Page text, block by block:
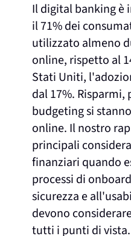
Il digital banking è
il 71% dei
utilizzato almeno
online, rispetto al
Stati Uniti,
dal 17%.
budgeting si
online. Il nostro
principali
finanziari quando
processi di
sicurezza e
devono
tutti i punti di